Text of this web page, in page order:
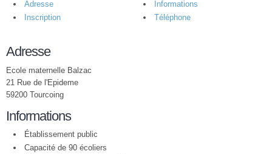
Adresse
Informations
Inscription
Téléphone
Adresse
Ecole maternelle Balzac
21 Rue de l'Epideme
59200 Tourcoing
Informations
Établissement public
Capacité de 90 écoliers